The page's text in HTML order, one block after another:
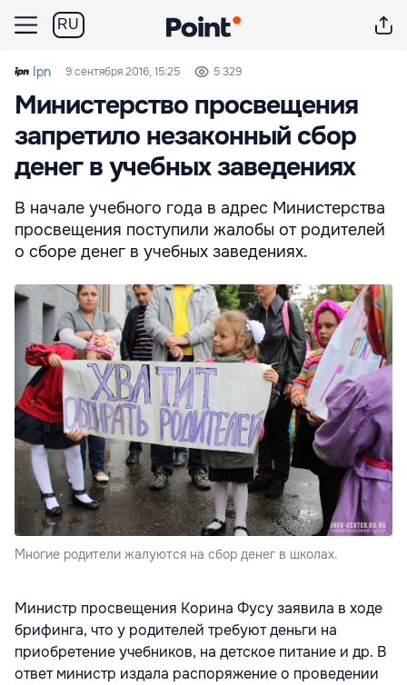
RU
Ipn 9 сентября 2016, 15:25 5 329
Министерство просвещения
запретило незаконный сбор
денег в учебных заведениях
В начале учебного года в адрес Министерства
просвещения поступили жалобы от родителей
о сборе денег в учебных заведениях.
Многие родители жалуются на сбор денег в школах.
Министр просвещения Корина Фусу заявила в ходе
брифинга, что у родителей требуют деньги на
приобретение учебников, на детское питание и др. В
ответ министр издала распоряжение о проведении